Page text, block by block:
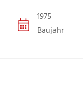
1975
Baujahr